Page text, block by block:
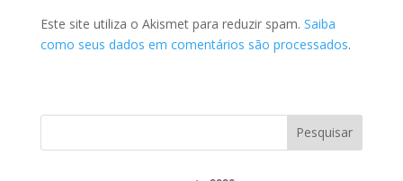
Este site utiliza o Akismet para reduzir spam. Saiba
como seus dados em comentários são processados.